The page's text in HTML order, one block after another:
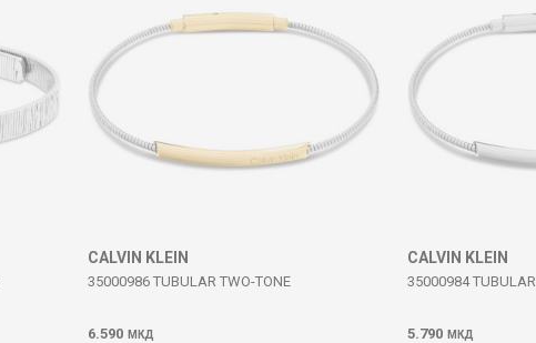
CALVIN KLEIN
35000986 TUBULAR TWO-TONE
6.590 МКД
CALVIN KLEIN
35000984
5.790 МКД